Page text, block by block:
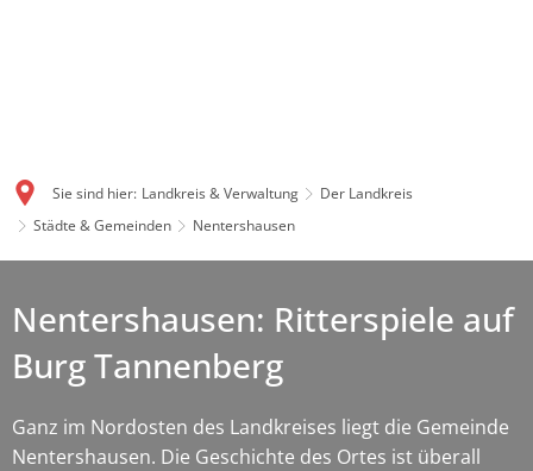
Sie sind hier: Landkreis & Verwaltung
Der Landkreis
Städte & Gemeinden
Nentershausen
Nentershausen: Ritterspiele auf
Burg Tannenberg
Ganz im Nordosten des Landkreises liegt die Gemeinde
Nentershausen. Die Geschichte des Ortes ist überall